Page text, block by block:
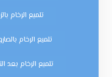
تلميع الرخام
تلميع الرخام
تلميع الرخام بعد